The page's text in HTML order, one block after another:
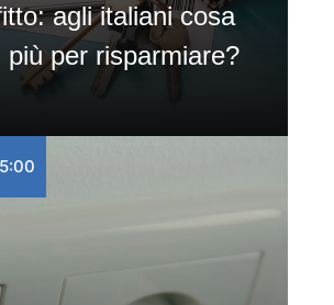
agli italiani cosa
più per risparmiare?